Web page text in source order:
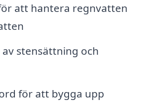
att hantera regnvatten
stensättning och
för att bygga upp